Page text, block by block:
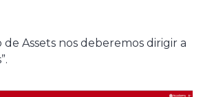
de Assets nos deberemos dirigir a